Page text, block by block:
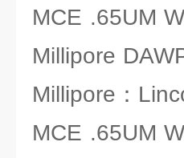
MCE .65UM
Millipore
Millipore：
MCE .65UM